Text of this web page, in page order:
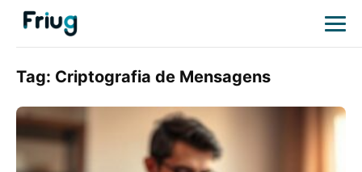
Tag: Criptografia de Mensagens